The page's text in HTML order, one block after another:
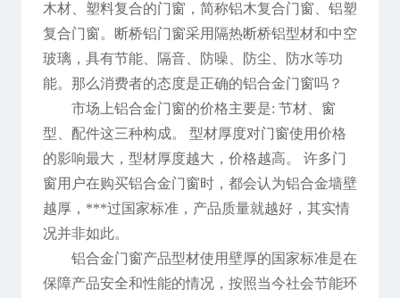
木材、塑料复合的门窗，简称铝木复合门窗、铝塑
复合门窗。断桥铝门窗采用隔热断桥铝型材和中空
玻璃，具有节能、隔音、防噪、防尘、防水等功
能。那么消费者的态度是正确的铝合金门窗吗？
市场上铝合金门窗的价格主要是: 节材、窗
型、配件这三种构成。 型材厚度对门窗使用价格
的影响最大，型材厚度越大，价格越高。 许多门
窗用户在购买铝合金门窗时，都会认为铝合金墙壁
越厚，***过国家标准，产品质量就越好，其实情
况并非如此。
铝合金门窗产品型材使用壁厚的国家标准是在
保障产品安全和性能的情况，按照当今社会节能环